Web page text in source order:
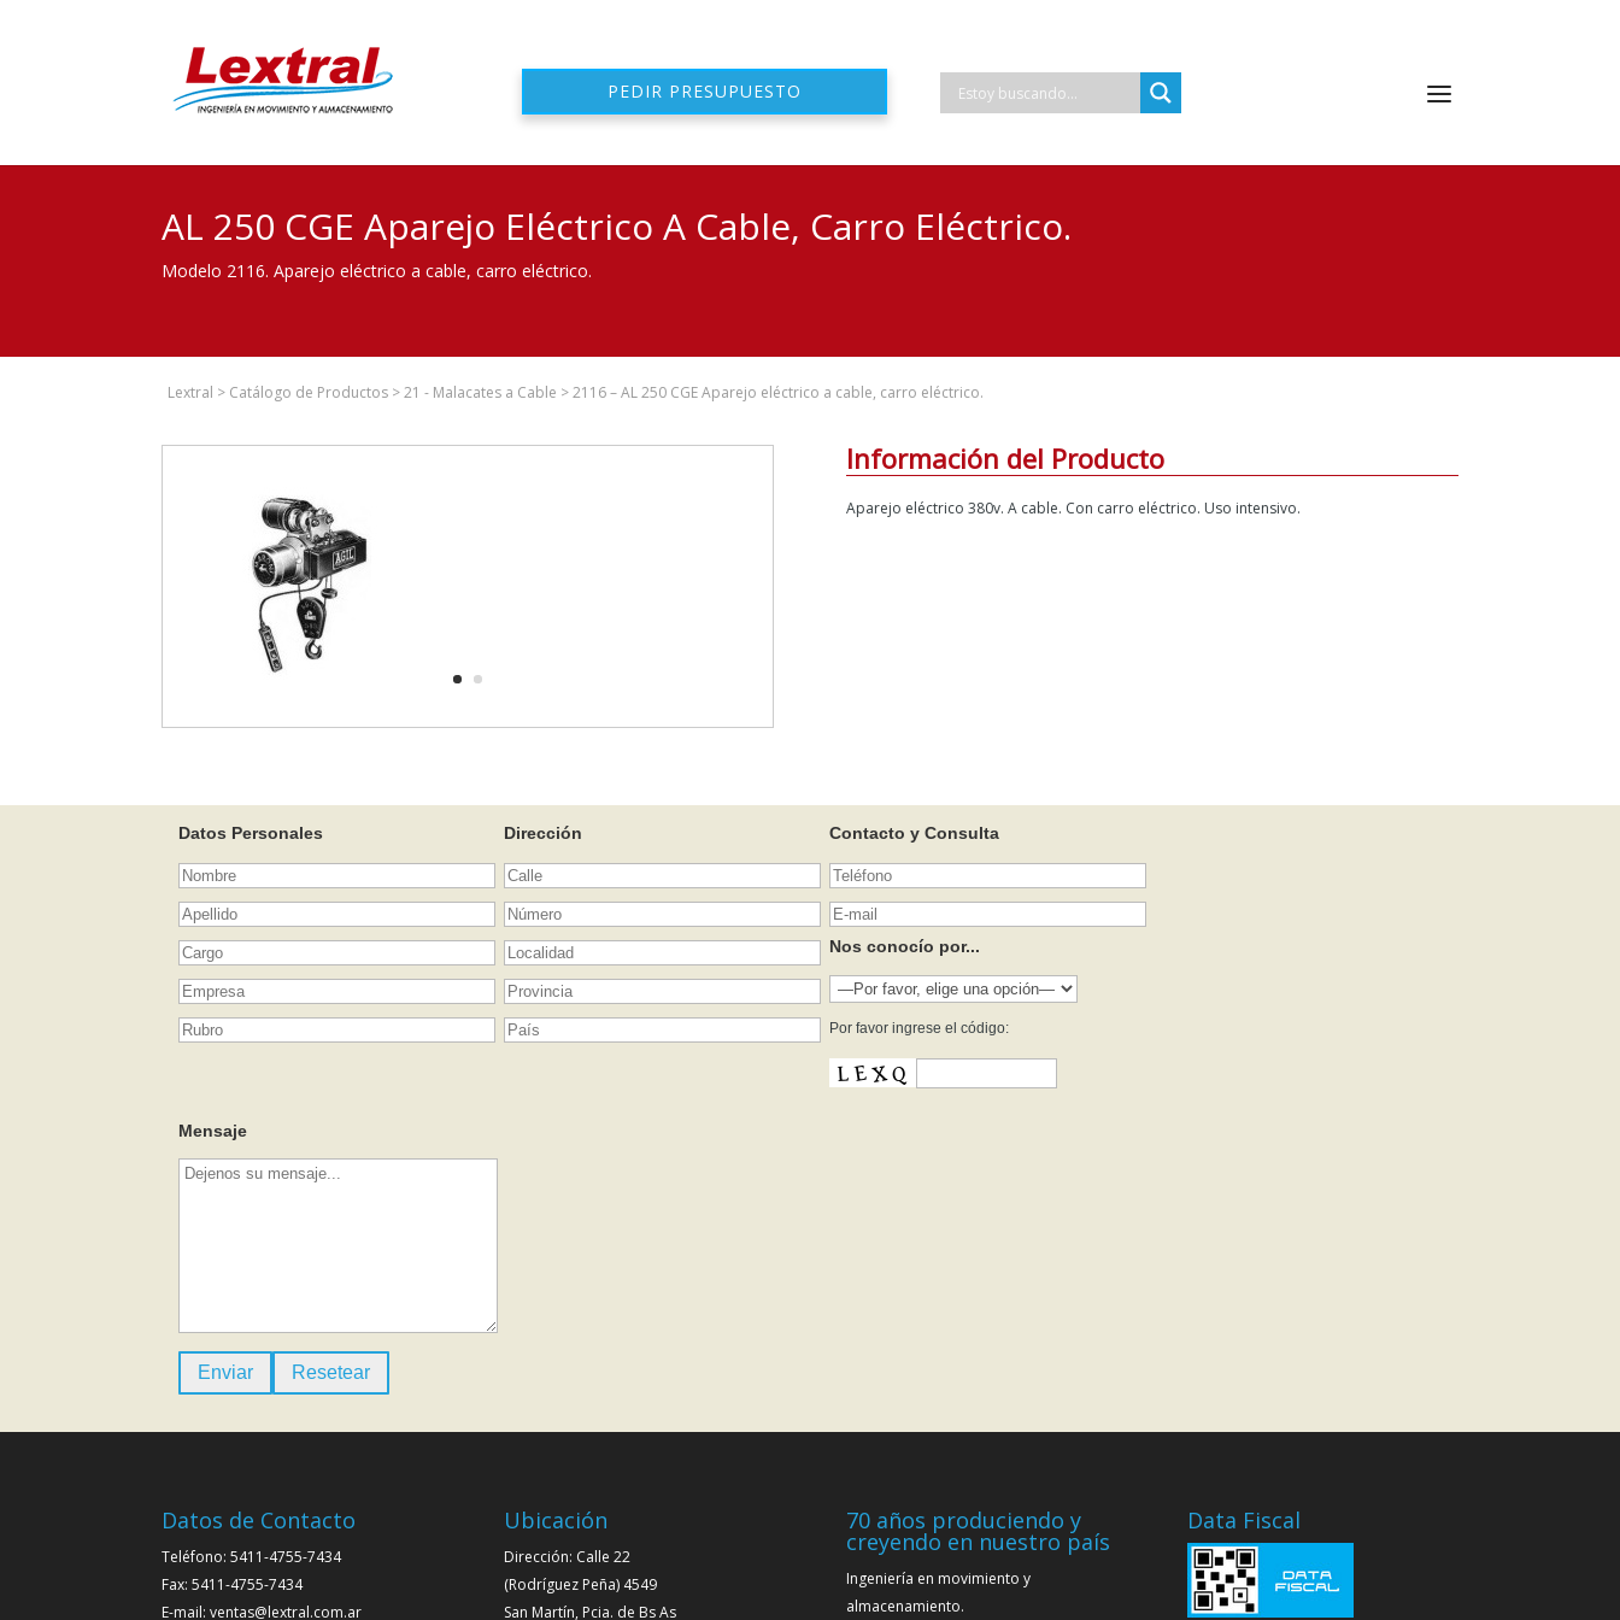
PEDIR PRESUPUESTO
AL 250 CGE Aparejo Eléctrico A Cable, Carro Eléctrico.
Modelo 2116. Aparejo eléctrico a cable, carro eléctrico.
Lextral > Catálogo de Productos >21 - Malacates a Cable >2116 – AL 250 CGE Aparejo eléctrico a cable, carro eléctrico.
Información del Producto
Aparejo eléctrico 380v. A cable. Con carro eléctrico. Uso intensivo.
Datos Personales Dirección Contacto y Consulta
Nos conocío por...
Por favor ingrese el código:
Mensaje
Datos de Contacto
Teléfono: 5411-4755-7434
Fax: 5411-4755-7434
E-mail: ventas@lextral.com.ar
Ubicación
Dirección: Calle 22
(Rodríguez Peña) 4549
San Martín, Pcia. de Bs As
70 años produciendo y
creyendo en nuestro país
Ingeniería en movimiento y
almacenamiento.
Data Fiscal